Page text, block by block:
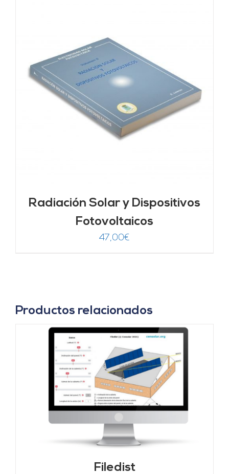
Radiación Solar y Dispositivos
Fotovoltaicos
47,00€
Productos relacionados
Filedist